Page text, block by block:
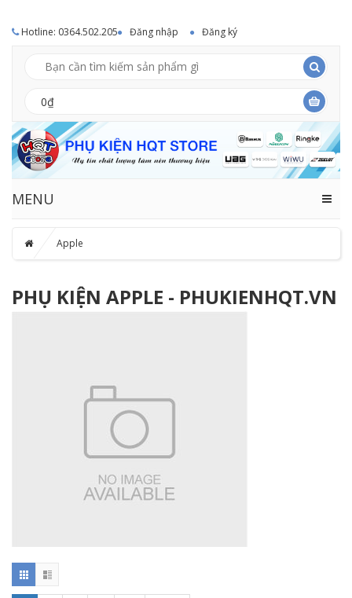
Hotline: 0364.502.205 Đăng nhập Đăng ký
0₫
MENU
Apple
PHỤ KIỆN APPLE - PHUKIENHQT.VN